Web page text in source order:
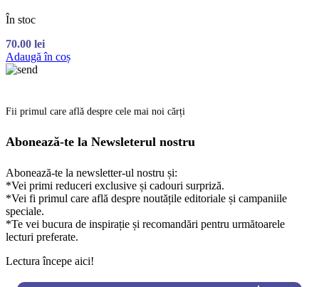
În stoc
70.00 lei
Adaugă în coș
Fii primul care află despre cele mai noi cărți
Abonează-te la Newsleterul nostru
Abonează-te la newsletter-ul nostru și:
*Vei primi reduceri exclusive și cadouri surpriză.
*Vei fi primul care află despre noutățile editoriale și campaniile
speciale.
*Te vei bucura de inspirație și recomandări pentru următoarele
lecturi preferate.
Lectura începe aici!